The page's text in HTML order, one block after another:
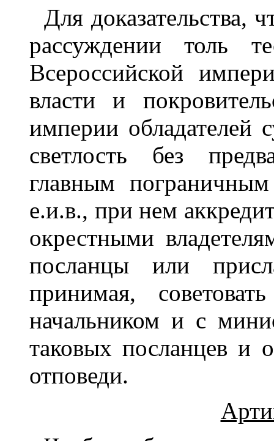
Для доказательства,
рассуждении толь
Всероссийской
власти и
империи обладателей
светлость без
главным
е.и.в., при нем
окрестными
посланцы или
принимая,
начальником и с
таковых посланцев и
отповеди.